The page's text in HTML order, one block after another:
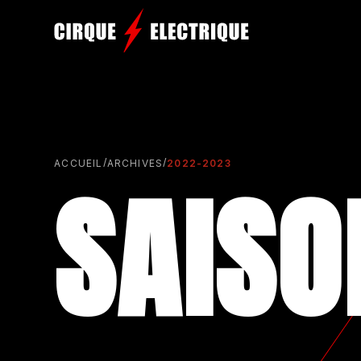
ACCUEIL /ARCHIVES/2022-2023